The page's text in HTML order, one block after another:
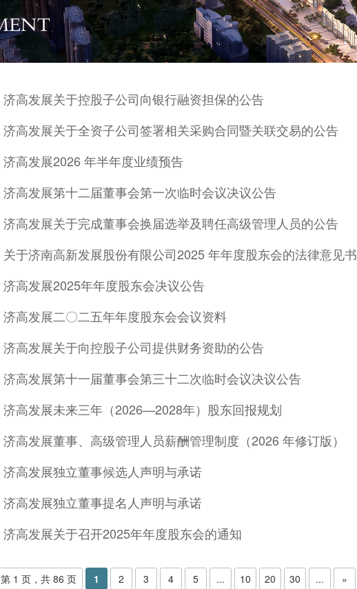
济高发展关于控股子公司向银行融资担保的公告
济高发展关于全资子公司签署相关采购合同暨关联交易的公告
济高发展2026 年半年度业绩预告
济高发展第十二届董事会第一次临时会议决议公告
济高发展关于完成董事会换届选举及聘任高级管理人员的公告
关于济南高新发展股份有限公司2025 年年度股东会的法律意见书
​济高发展2025年年度股东会决议公告
济高发展二〇二五年年度股东会会议资料
济高发展关于向控股子公司提供财务资助的公告
济高发展第十一届董事会第三十二次临时会议决议公告
济高发展未来三年（2026—2028年）股东回报规划
济高发展董事、高级管理人员薪酬管理制度（2026 年修订版）
济高发展独立董事候选人声明与承诺
济高发展独立董事提名人声明与承诺
济高发展关于召开2025年年度股东会的通知
第 1 页，共 86 页 1 2 3 4 5 ... 10 20 30 ... »